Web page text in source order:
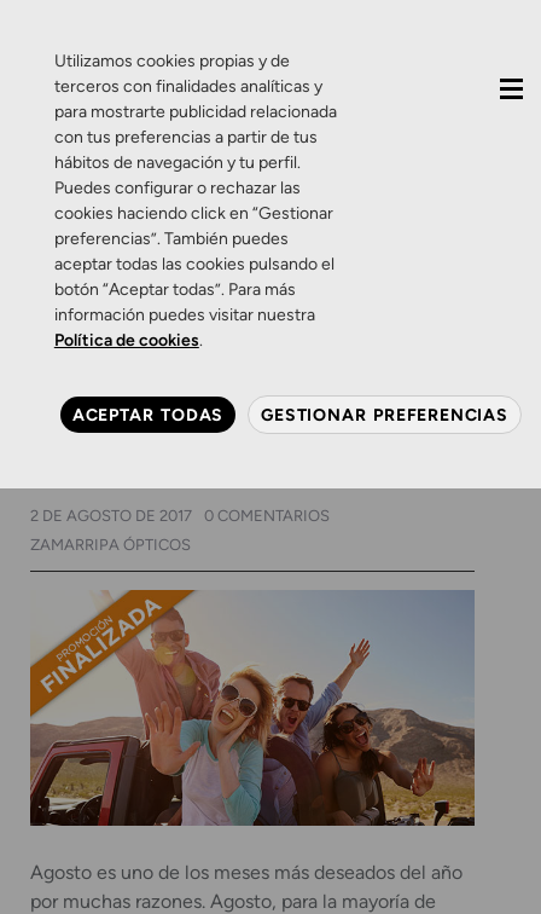
Etiqueta:gafas de sol
mujer
Productos Promociones
Operación Destockaje: tus
gafas de sol, con hasta el
2 DE AGOSTO DE 2017
0 COMENTARIOS
ZAMARRIPA ÓPTICOS
Agosto es uno de los meses más deseados del año
por muchas razones. Agosto, para la mayoría de
Utilizamos cookies propias y de
terceros con finalidades analíticas y
para mostrarte publicidad relacionada
con tus preferencias a partir de tus
hábitos de navegación y tu perfil.
Puedes configurar o rechazar las
cookies haciendo click en “Gestionar
preferencias”. También puedes
aceptar todas las cookies pulsando el
botón “Aceptar todas”. Para más
información puedes visitar nuestra
Política de cookies.
ACEPTAR TODAS GESTIONAR PREFERENCIAS